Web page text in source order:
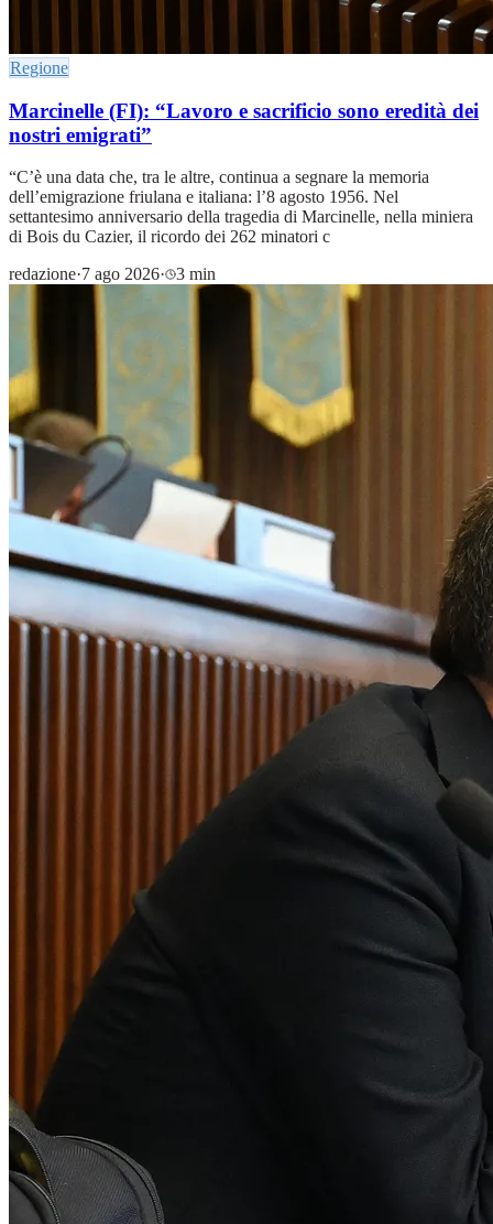
Regione
Marcinelle (FI): “Lavoro e sacrificio sono eredità dei
nostri emigrati”
“C’è una data che, tra le altre, continua a segnare la memoria
dell’emigrazione friulana e italiana: l’8 agosto 1956. Nel
settantesimo anniversario della tragedia di Marcinelle, nella miniera
di Bois du Cazier, il ricordo dei 262 minatori c
redazione·7 ago 2026· 3 min